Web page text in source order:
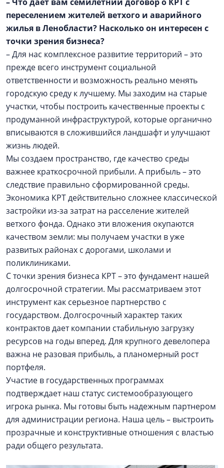
переселением жителей ветхого и аварийного
жилья в Ленобласти? Насколько он интересен с
точки зрения бизнеса?
– Для нас комплексное развитие территорий – это
прежде всего инструмент социальной
ответственности и возможность реально менять
городскую среду к лучшему. Мы заходим на старые
участки, чтобы построить качественные проекты с
продуманной инфраструктурой, которые органично
вписываются в сложившийся ландшафт и улучшают
жизнь людей.
Мы создаем пространство, где качество среды
важнее краткосрочной прибыли. А прибыль – это
следствие правильно сформированной среды.
Экономика КРТ действительно сложнее классической
застройки из-за затрат на расселение жителей
ветхого фонда. Однако эти вложения окупаются
качеством земли: мы получаем участки в уже
развитых районах с дорогами, школами и
поликлиниками.
С точки зрения бизнеса КРТ – это фундамент нашей
долгосрочной стратегии. Мы рассматриваем этот
инструмент как серьезное партнерство с
государством. Долгосрочный характер таких
контрактов дает компании стабильную загрузку
ресурсов на годы вперед. Для крупного девелопера
важна не разовая прибыль, а планомерный рост
портфеля.
Участие в государственных программах
подтверждает наш статус системообразующего
игрока рынка. Мы готовы быть надежным партнером
для администрации региона. Наша цель – выстроить
прозрачные и конструктивные отношения с властью
ради общего результата.